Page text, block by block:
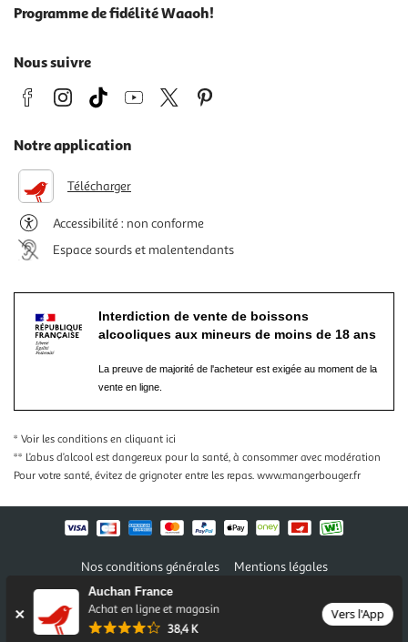
Auchan France
Achat en ligne et magasin
38,4 K
Vers l'App
Programme de fidélité Waaoh!
Nous suivre
Notre application
Télécharger
Accessibilité : non conforme
Espace sourds et malentendants
Interdiction de vente de boissons
alcooliques aux mineurs de moins de 18 ans
La preuve de majorité de l'acheteur est exigée au moment de la
vente en ligne.
* Voir les conditions en cliquant ici
** L’abus d’alcool est dangereux pour la santé, à consommer avec modération
Pour votre santé, évitez de grignoter entre les repas. www.mangerbouger.fr
Nos conditions générales
Mentions légales
Conditions des offres et promotions
Politique de confidentialité
Informations légales marketplace